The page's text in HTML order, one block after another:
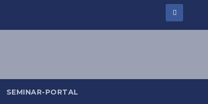
SEMINAR-PORTAL